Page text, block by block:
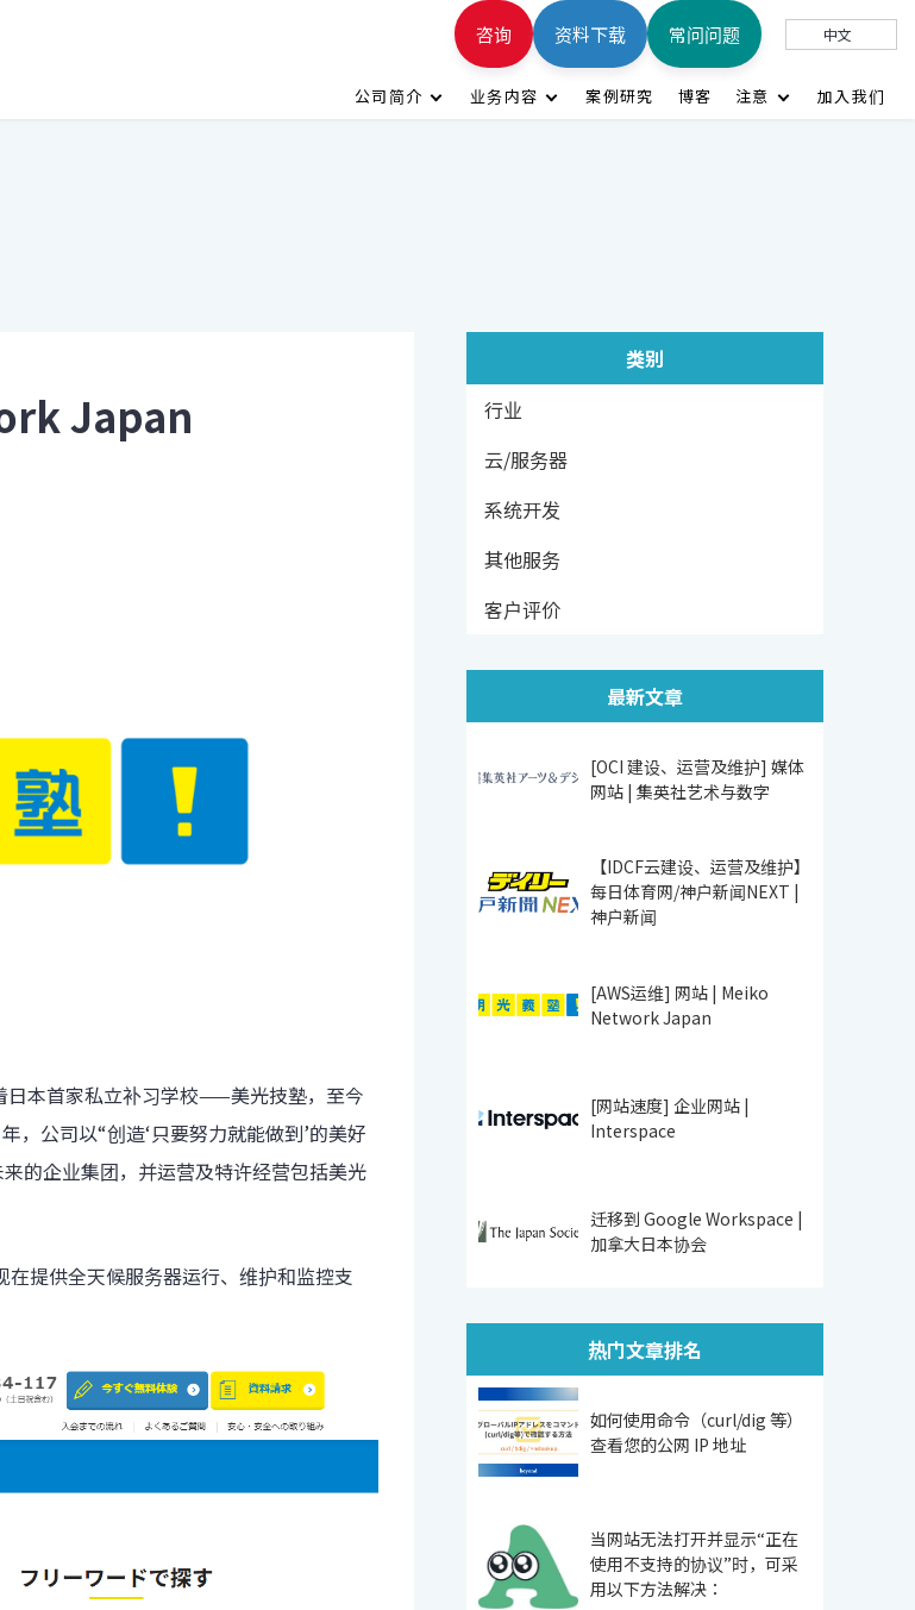
公司简介 业务内容 案例研究 博客 注意 加入我们
咨询 资料下载 常问问题 中文
Japan
日本首家私立补习学校——美光技塾，至今
，公司以“创造‘只要努力就能做到’的美好
的企业集团，并运营及特许经营包括美光
提供全天候服务器运行、维护和监控支
类别
行业
云/服务器
系统开发
其他服务
客户评价
最新文章
[OCI 建设、运营及维护] 媒体
网站 | 集英社艺术与数字
【IDCF云建设、运营及维护】
每日体育网/神户新闻NEXT |
神户新闻
[AWS运维] 网站 | Meiko
Network Japan
[网站速度] 企业网站 |
Interspace
迁移到 Google Workspace |
加拿大日本协会
热门文章排名
如何使用命令（curl/dig 等）
查看您的公网 IP 地址
当网站无法打开并显示“正在
使用不支持的协议”时，可采
用以下方法解决：